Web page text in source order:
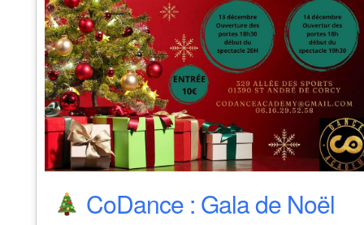
CoDance : Gala de Noël